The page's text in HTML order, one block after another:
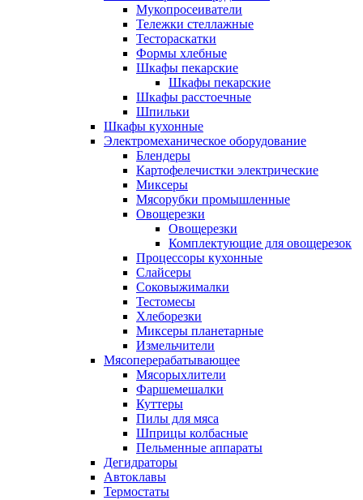
Мукопросеиватели
Тележки стеллажные
Тестораскатки
Формы хлебные
Шкафы пекарские
Шкафы пекарские
Шкафы расстоечные
Шпильки
Шкафы кухонные
Электромеханическое оборудование
Блендеры
Картофелечистки электрические
Миксеры
Мясорубки промышленные
Овощерезки
Овощерезки
Комплектующие для овощерезок
Процессоры кухонные
Слайсеры
Соковыжималки
Тестомесы
Хлеборезки
Миксеры планетарные
Измельчители
Мясоперерабатывающее
Мясорыхлители
Фаршемешалки
Куттеры
Пилы для мяса
Шприцы колбасные
Пельменные аппараты
Дегидраторы
Автоклавы
Термостаты